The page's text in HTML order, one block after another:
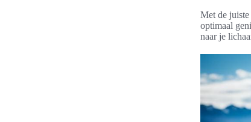
Met de
optimaal
naar je